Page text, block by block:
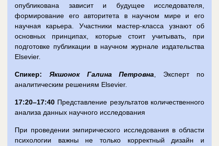
опубликована зависит и будущее исследователя,
формирование его авторитета в научном мире и его
научная карьера. Участники мастер-класса узнают об
основных принципах, которые стоит учитывать, при
подготовке публикации в научном журнале издательства
Elsevier.
Спикер: Якшонок Галина Петровна, Эксперт по
аналитическим решениям Elsevier.
17:20–17:40 Представление результатов количественного
анализа данных научного исследования
При проведении эмпирического исследования в области
психологии важны не только корректный дизайн и